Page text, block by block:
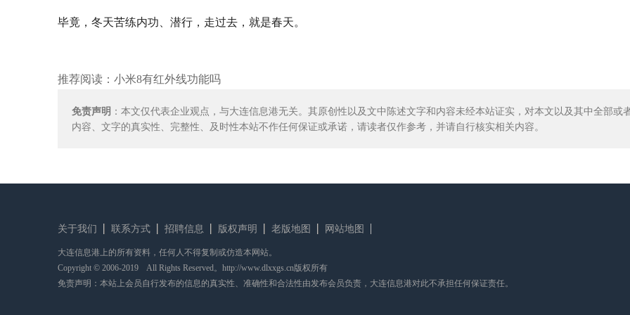
毕竟，冬天苦练内功、潜行，走过去，就是春天。
推荐阅读： 小米8有红外线功能吗
免责声明 ：本文仅代表企业观点，与大连信息港无关。其原创性以及文中陈述文字和内容未经本站证实，对本文以及其中全部或
内容、文字的真实性、完整性、及时性本站不作任何保证或承诺，请读者仅作参考，并请自行核实相关内容。
关于我们 联系方式 招聘信息 版权声明 老版地图 网站地图
大连信息港上的所有资料，任何人不得复制或仿造本网站。
Copyright © 2006-2019 All Rights Reserved。http://www.dlxxgs.cn版权所有
免责声明：本站上会员自行发布的信息的真实性、准确性和合法性由发布会员负责，大连信息港对此不承担任何保证责任。